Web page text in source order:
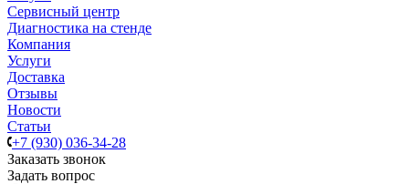
Сервисный центр
Диагностика на стенде
Компания
Услуги
Доставка
Отзывы
Новости
Статьи
+7 (930) 036-34-28
Заказать звонок
Задать вопрос